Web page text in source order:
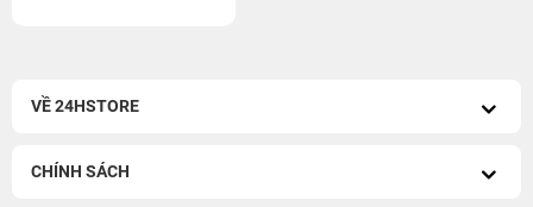
VỀ 24HSTORE
CHÍNH SÁCH